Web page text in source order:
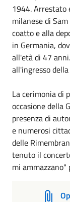
1944. Arrestato
milanese di
coatto e alla
in Germania,
all'età di 47
all'ingresso
La cerimonia di
occasione della
presenza di
e numerosi
delle
tenuto il
mi ammazzano"